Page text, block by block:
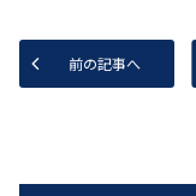
前の記事へ